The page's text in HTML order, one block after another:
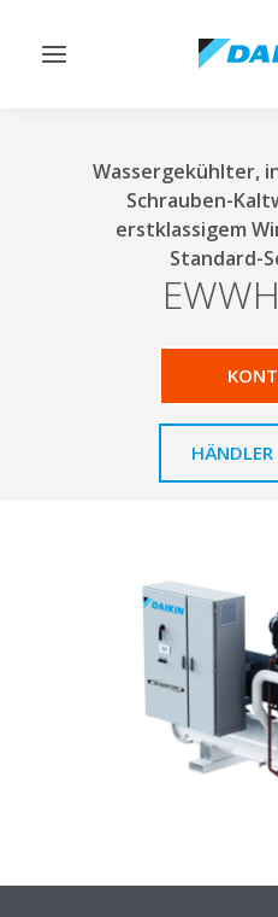
Navigation
Wassergekühlter,
Schrauben-
erstklassigem
Standard-
HÄNDLER